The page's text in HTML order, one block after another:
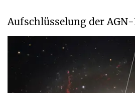
Aufschlüsselung der